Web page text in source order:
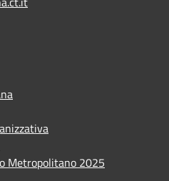
Metropolitano 2025